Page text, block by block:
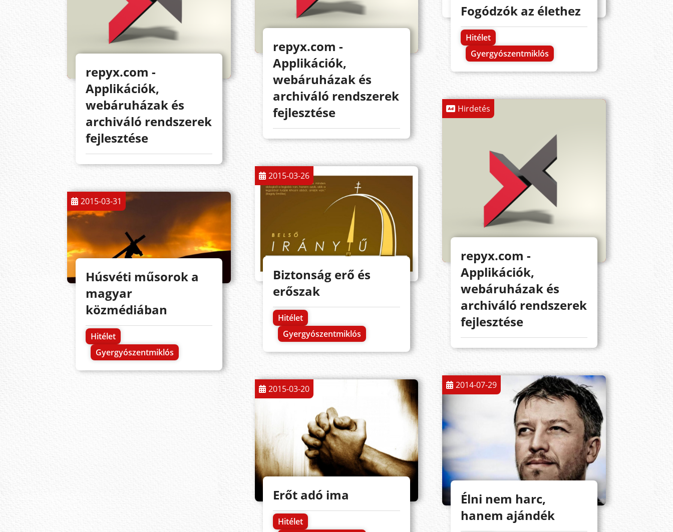
repyx.com -
Applikációk,
webáruházak és
archiváló rendszerek
fejlesztése
2015-03-31
Húsvéti műsorok a
magyar
közmédiában
Hitélet
Gyergyószentmiklós
repyx.com -
Applikációk,
webáruházak és
archiváló rendszerek
fejlesztése
2015-03-26
Biztonság erő és
erőszak
Hitélet
Gyergyószentmiklós
2015-03-20
Erőt adó ima
Hitélet
Fogódzók az élethez
Hitélet
Gyergyószentmiklós
Hirdetés
repyx.com -
Applikációk,
webáruházak és
archiváló rendszerek
fejlesztése
2014-07-29
Élni nem harc,
hanem ajándék